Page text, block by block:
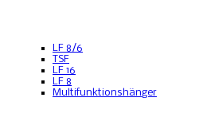
LF 8/6
TSF
LF 16
LF 8
Multifunktionshänger